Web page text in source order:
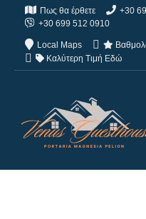
Πως θα έρθετε
+30
+30 699 512 0910
Local Maps
Καλύτερη Τιμή Εδώ